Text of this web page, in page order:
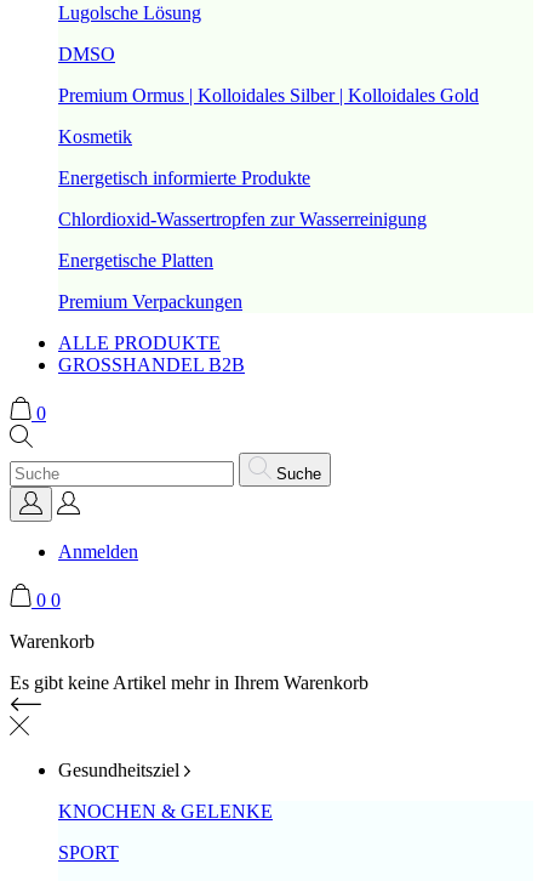
Lugolsche Lösung
DMSO
Premium Ormus | Kolloidales Silber | Kolloidales Gold
Kosmetik
Energetisch informierte Produkte
Chlordioxid-Wassertropfen zur Wasserreinigung
Energetische Platten
Premium Verpackungen
ALLE PRODUKTE
GROSSHANDEL B2B
0
Suche
Anmelden
0 0
Warenkorb
Es gibt keine Artikel mehr in Ihrem Warenkorb
Gesundheitsziel
KNOCHEN & GELENKE
SPORT